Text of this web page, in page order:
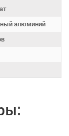
алюминий